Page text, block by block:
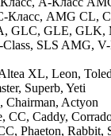
Класс, AMG CL,
GLC, GLE, GLK,
SLS AMG,
XL, Leon,
Superb, Yeti
Actyon
Caddy,
Phaeton, Rabbit,